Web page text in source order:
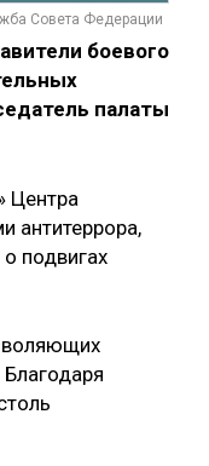
Совета Федерации
боевого
палаты
Центра
антитеррора,
подвигах